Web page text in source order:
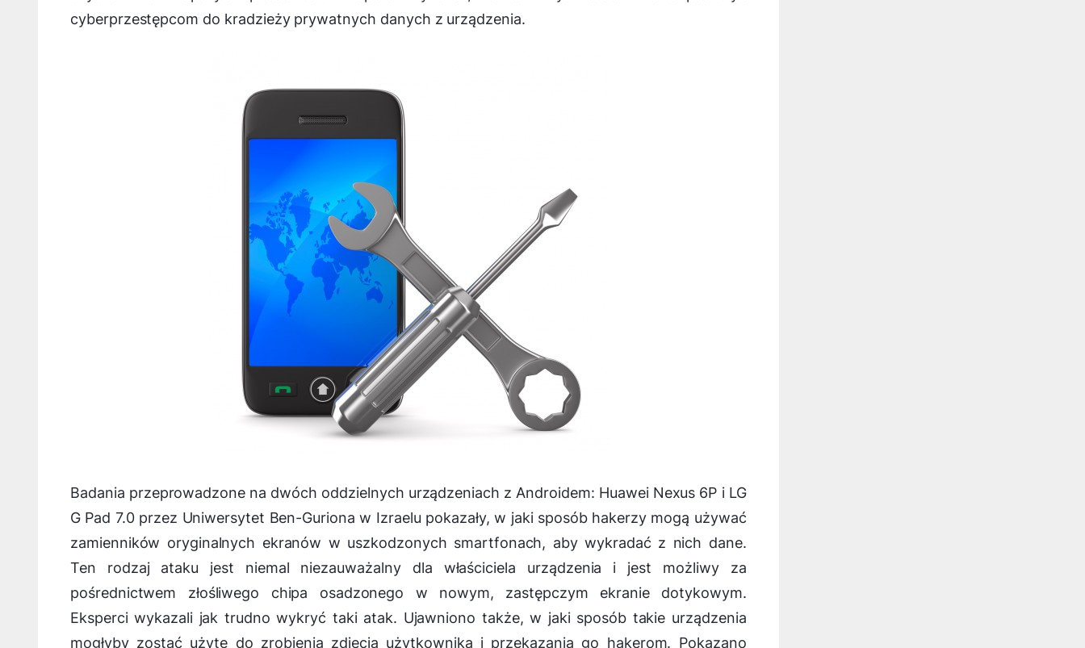
cyberprzestępcom do kradzieży prywatnych danych z urządzenia.
Badania przeprowadzone na dwóch oddzielnych urządzeniach z Androidem: Huawei Nexus 6P i LG
G Pad 7.0 przez Uniwersytet Ben-Guriona w Izraelu pokazały, w jaki sposób hakerzy mogą używać
zamienników oryginalnych ekranów w uszkodzonych smartfonach, aby wykradać z nich dane.
Ten rodzaj ataku jest niemal niezauważalny dla właściciela urządzenia i jest możliwy za
pośrednictwem złośliwego chipa osadzonego w nowym, zastępczym ekranie dotykowym.
Eksperci wykazali jak trudno wykryć taki atak. Ujawniono także, w jaki sposób takie urządzenia
mogłyby zostać użyte do zrobienia zdjęcia użytkownika i przekazania go hakerom. Pokazano